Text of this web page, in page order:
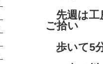
先週は工
ご拾い
歩いて5